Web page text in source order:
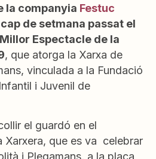
la companyia Festuc
cap de setmana passat el
Espectacle de la
, que atorga la Xarxa de
vinculada a la Fundació
i Juvenil de
el guardó en el
Xarxera, que es va celebrar